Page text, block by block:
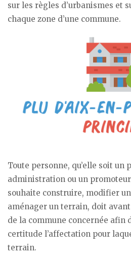
sur les règles d’urbanismes et
chaque zone d’une commune.
Toute personne, qu’elle soit un
administration ou un
souhaite construire, modifier
aménager un terrain, doit
de la commune concernée afin
certitude l’affectation pour
terrain.